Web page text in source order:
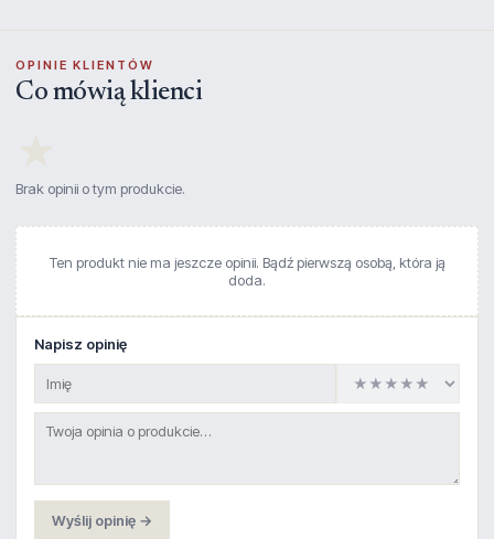
OPINIE KLIENTÓW
Co mówią klienci
Brak opinii o tym produkcie.
Ten produkt nie ma jeszcze opinii. Bądź pierwszą osobą, która ją
doda.
Napisz opinię
Wyślij opinię →